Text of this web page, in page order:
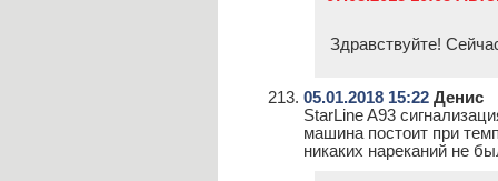
Здравствуйте!
05.01.2018 15:22 Денис
StarLine A93
машина постоит при
никаких нареканий не